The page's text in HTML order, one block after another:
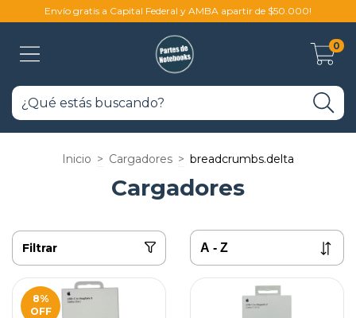
Envío gratis a Capital Federal y AMBA apartir de $50.000!
0
Inicio > Cargadores > breadcrumbs.delta
Cargadores
Filtrar
8%
OFF